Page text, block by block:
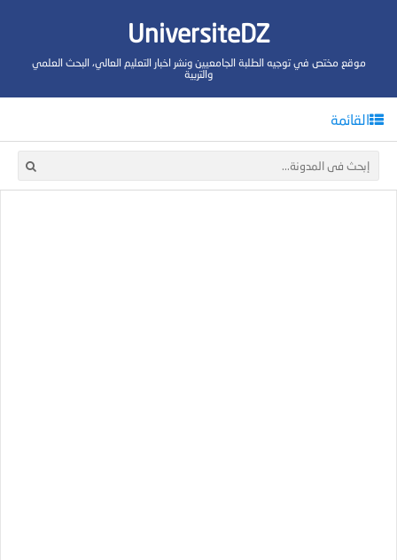
UniversiteDZ
موقع مختص في توجيه الطلبة الجامعيين ونشر اخبار التعليم العالي، البحث العلمي
والتربية
القائمة